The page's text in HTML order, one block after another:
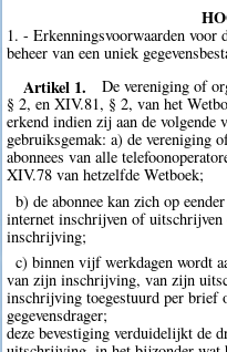
1. - Erkenningsvoorwaarden voor
beheer van een uniek
Artikel 1.
De vereniging of
§ 2, en XIV.81, § 2, van het
erkend indien zij aan de volgende
gebruiksgemak: a) de vereniging
abonnees van alle
XIV.78 van hetzelfde Wetboek;
b) de abonnee kan zich op
internet inschrijven of
inschrijving;
c) binnen vijf werkdagen wordt
van zijn inschrijving, van zijn
inschrijving toegestuurd per brief
gegevensdrager;
deze bevestiging verduidelijkt de